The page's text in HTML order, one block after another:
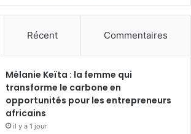
b
o
o
e
d
u
b
a
g
Récent Commentaires
Mélanie Keïta : la femme qui
transforme le carbone en
opportunités pour les entrepreneurs
africains
il y a 1 jour